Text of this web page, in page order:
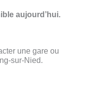
aujourd’hui.
une gare ou
sur-Nied.